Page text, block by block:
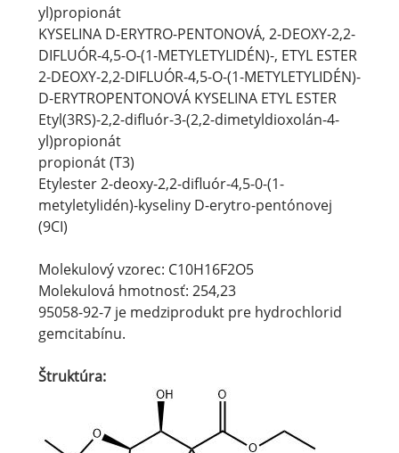
yl)propionát
KYSELINA D-ERYTRO-PENTONOVÁ, 2-DEOXY-2,2-
DIFLUÓR-4,5-O-(1-METYLETYLIDÉN)-, ETYL ESTER
2-DEOXY-2,2-DIFLUÓR-4,5-O-(1-METYLETYLIDÉN)-
D-ERYTROPENTONOVÁ KYSELINA ETYL ESTER
Etyl(3RS)-2,2-difluór-3-(2,2-dimetyldioxolán-4-
yl)propionát
propionát (T3)
Etylester 2-deoxy-2,2-difluór-4,5-0-(1-
metyletylidén)-kyseliny D-erytro-pentónovej
(9CI)
Molekulový vzorec: C10H16F2O5
Molekulová hmotnosť: 254,23
95058-92-7 je medziprodukt pre hydrochlorid
gemcitabínu.
Štruktúra: